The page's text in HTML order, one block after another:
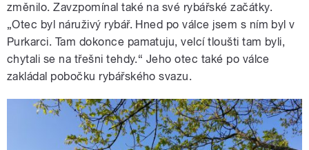
změnilo. Zavzpomínal také na své rybářské začátky.
„Otec byl náruživý rybář. Hned po válce jsem s ním byl v
Purkarci. Tam dokonce pamatuju, velcí tloušti tam byli,
chytali se na třešni tehdy.“ Jeho otec také po válce
zakládal pobočku rybářského svazu.